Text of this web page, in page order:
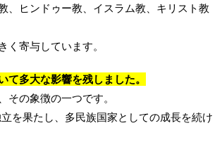
、ヒンドゥー教、イスラム教、キリスト教
寄与しています。
多大な影響を残しました。
の象徴の一つです。
を果たし、多民族国家としての成長を続け